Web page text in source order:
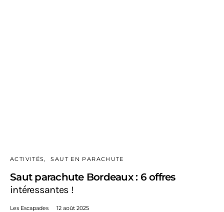
ACTIVITÉS SAUT EN PARACHUTE
Saut parachute Bordeaux : 6 offres
intéressantes !
Les Escapades 12 août 2025